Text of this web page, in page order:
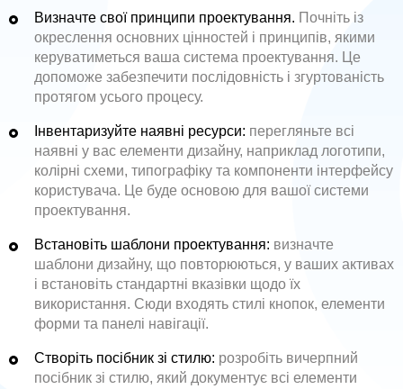
Визначте свої принципи проектування. Почніть із
окреслення основних цінностей і принципів, якими
керуватиметься ваша система проектування. Це
допоможе забезпечити послідовність і згуртованість
протягом усього процесу.
Інвентаризуйте наявні ресурси: перегляньте всі
наявні у вас елементи дизайну, наприклад логотипи,
колірні схеми, типографіку та компоненти інтерфейсу
користувача. Це буде основою для вашої системи
проектування.
Встановіть шаблони проектування: визначте
шаблони дизайну, що повторюються, у ваших активах
і встановіть стандартні вказівки щодо їх
використання. Сюди входять стилі кнопок, елементи
форми та панелі навігації.
Створіть посібник зі стилю: розробіть вичерпний
посібник зі стилю, який документує всі елементи